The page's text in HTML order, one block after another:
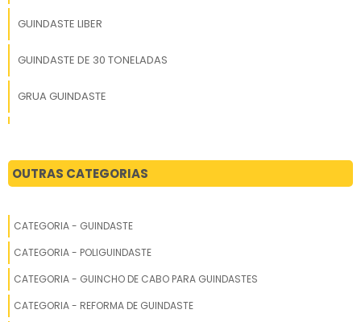
GUINDASTE LIBER
GUINDASTE DE 30 TONELADAS
GRUA GUINDASTE
GUINDASTE VENDA
GUINDASTE GOIÂNIA
GUINDASTE 25 TON
OUTRAS CATEGORIAS
CATEGORIA - GUINDASTE
CATEGORIA - POLIGUINDASTE
CATEGORIA - GUINCHO DE CABO PARA GUINDASTES
CATEGORIA - REFORMA DE GUINDASTE